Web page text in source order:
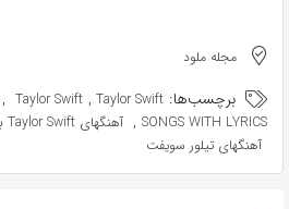
مجله ملود
برچسب‌ها: , Taylor Swift , Taylor Swift
SONGS WITH LYRICS
, آهنگهای Taylor Swift با متن
آهنگهای تیلور سویفت